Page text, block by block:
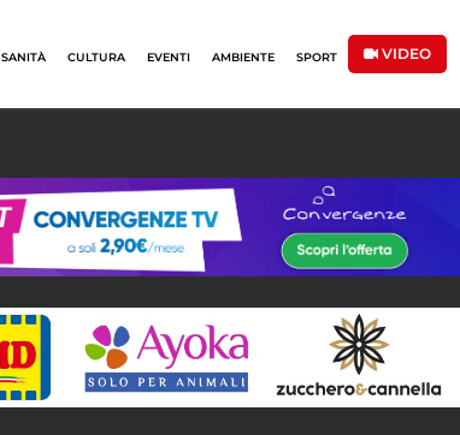
SANITÀ CULTURA EVENTI AMBIENTE SPORT VIDEO